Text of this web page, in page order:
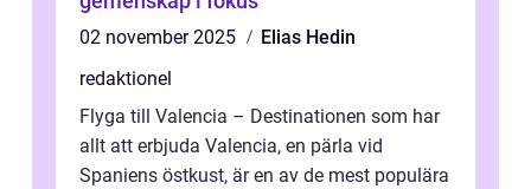
02 november 2025
Elias Hedin
redaktionel
Flyga till Valencia – Destinationen som har
allt att erbjuda Valencia, en pärla vid
Spaniens östkust, är en av de mest populära